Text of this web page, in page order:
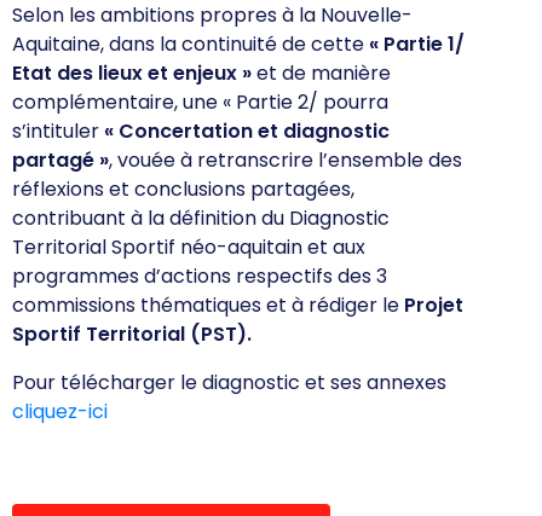
Selon les ambitions propres à la Nouvelle-
Aquitaine, dans la continuité de cette « Partie 1/
Etat des lieux et enjeux »et de manière
complémentaire, une « Partie 2/ pourra
s’intituler « Concertation et diagnostic
partagé », vouée à retranscrire l’ensemble des
réflexions et conclusions partagées,
contribuant à la définition du Diagnostic
Territorial Sportif néo-aquitainet aux
programmes d’actions respectifs des 3
commissions thématiques et à rédiger le Projet
Sportif Territorial (PST).
Pour télécharger le diagnostic et ses annexes
cliquez-ici